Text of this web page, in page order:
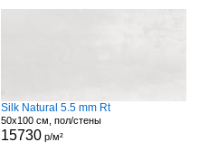
Silk Natural 5.5 mm Rt
50x100 см, пол/стены
15730р/м²